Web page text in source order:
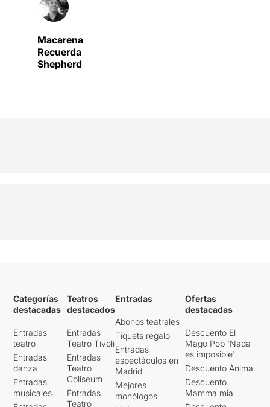
Macarena
Recuerda
Shepherd
Categorías
destacadas
Entradas
teatro
Entradas
danza
Entradas
musicales
Teatros
destacados
Entradas
Teatro Tívoli
Entradas
Teatro
Coliseum
Entradas
Teatro
Entradas
Abonos teatrales
Tiquets regalo
Entradas
espectáculos en
Madrid
Mejores
monólogos
Ofertas
destacadas
Descuento El
Mago Pop 'Nada
es imposible'
Descuento Ànima
Descuento
Mamma mia